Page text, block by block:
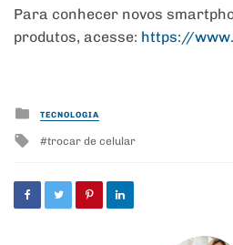
Para conhecer novos
produtos, acesse: https://
Posted
in
TECNOLOGIA
Tagged
trocar de celular